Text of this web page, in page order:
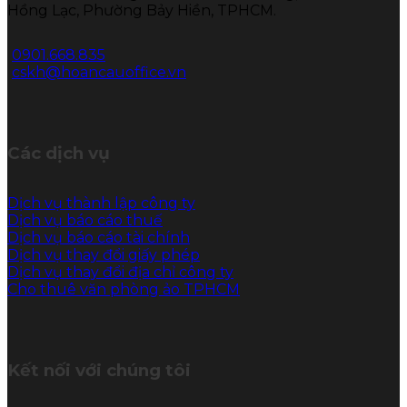
Hồng Lạc, Phường Bảy Hiền, TPHCM.
0901.668.835
cskh@hoancauoffice.vn
Các dịch vụ
Dịch vụ thành lập công ty
Dịch vụ báo cáo thuế
Dịch vụ báo cáo tài chính
Dịch vụ thay đổi giấy phép
Dịch vụ thay đổi địa chỉ công ty
Cho thuê văn phòng ảo TPHCM
Kết nối với chúng tôi